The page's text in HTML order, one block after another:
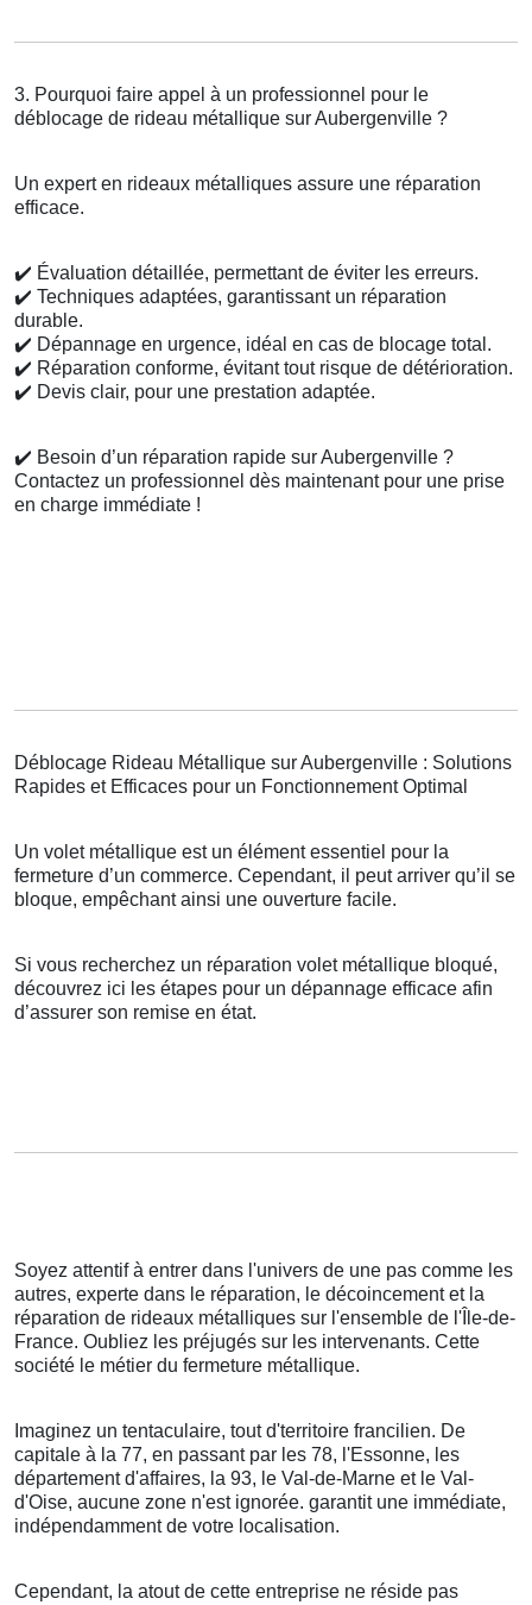
3. Pourquoi faire appel à un professionnel pour le
déblocage de rideau métallique sur Aubergenville ?
Un expert en rideaux métalliques assure une réparation
efficace.
✔️ Évaluation détaillée, permettant de éviter les erreurs.
✔️ Techniques adaptées, garantissant un réparation
durable.
✔️ Dépannage en urgence, idéal en cas de blocage total.
✔️ Réparation conforme, évitant tout risque de détérioration.
✔️ Devis clair, pour une prestation adaptée.
✔️ Besoin d’un réparation rapide sur Aubergenville ?
Contactez un professionnel dès maintenant pour une prise
en charge immédiate !
Déblocage Rideau Métallique sur Aubergenville : Solutions
Rapides et Efficaces pour un Fonctionnement Optimal
Un volet métallique est un élément essentiel pour la
fermeture d’un commerce. Cependant, il peut arriver qu’il se
bloque, empêchant ainsi une ouverture facile.
Si vous recherchez un réparation volet métallique bloqué,
découvrez ici les étapes pour un dépannage efficace afin
d’assurer son remise en état.
Soyez attentif à entrer dans l'univers de une pas comme les
autres, experte dans le réparation, le décoincement et la
réparation de rideaux métalliques sur l'ensemble de l'Île-de-
France. Oubliez les préjugés sur les intervenants. Cette
société le métier du fermeture métallique.
Imaginez un tentaculaire, tout d'territoire francilien. De
capitale à la 77, en passant par les 78, l'Essonne, les
département d'affaires, la 93, le Val-de-Marne et le Val-
d'Oise, aucune zone n'est ignorée. garantit une immédiate,
indépendamment de votre localisation.
Cependant, la atout de cette entreprise ne réside pas